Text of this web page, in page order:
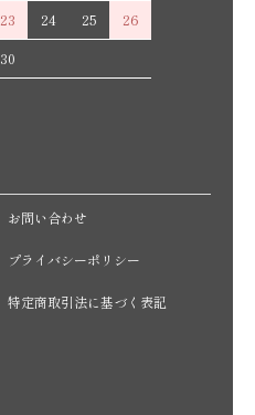
23 24 25
26
30
お問い合わせ
プライバシーポリシー
特定商取引法に基づく表記